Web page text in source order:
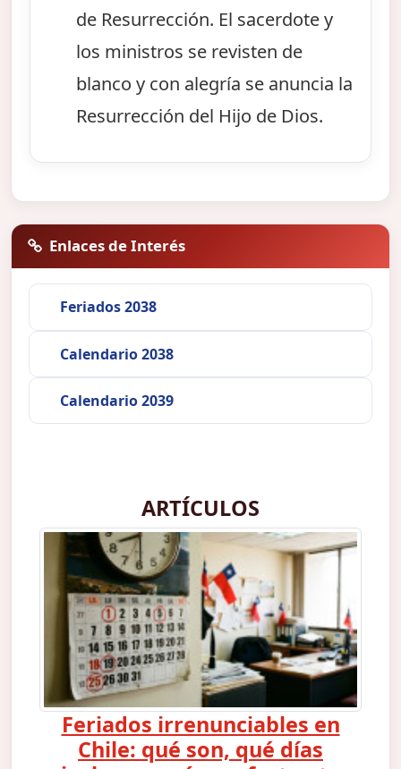
de Resurrección. El sacerdote y
los ministros se revisten de
blanco y con alegría se anuncia la
Resurrección del Hijo de Dios.
Enlaces de Interés
Feriados 2038
Calendario 2038
Calendario 2039
ARTÍCULOS
Feriados irrenunciables en
Chile: qué son, qué días